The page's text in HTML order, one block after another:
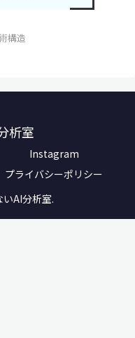
構造
析室
Instagram
プライバシーポリシー
AI分析室.